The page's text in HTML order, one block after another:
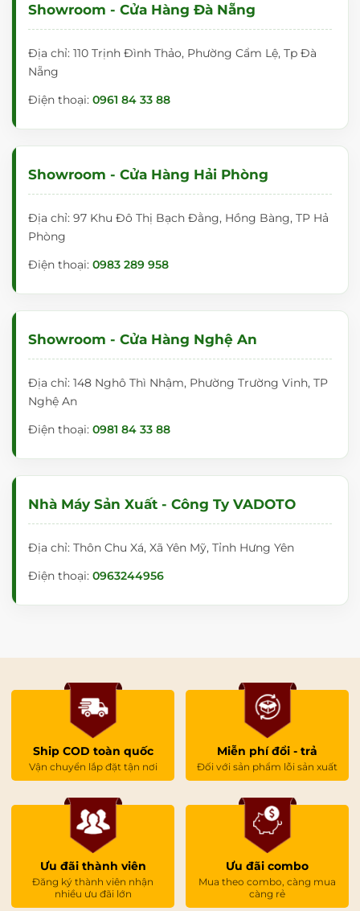
Showroom - Cửa Hàng Đà Nẵng
Địa chỉ: 110 Trịnh Đình Thảo, Phường Cẩm Lệ, Tp Đà
Nẵng
Điện thoại: 0961 84 33 88
Showroom - Cửa Hàng Hải Phòng
Địa chỉ: 97 Khu Đô Thị Bạch Đằng, Hồng Bàng, TP Hả
Phòng
Điện thoại: 0983 289 958
Showroom - Cửa Hàng Nghệ An
Địa chỉ: 148 Nghô Thì Nhậm, Phường Trường Vinh, TP
Nghệ An
Điện thoại: 0981 84 33 88
Nhà Máy Sản Xuất - Công Ty VADOTO
Địa chỉ: Thôn Chu Xá, Xã Yên Mỹ, Tỉnh Hưng Yên
Điện thoại: 0963244956
Ship COD toàn quốc
Vận chuyển lắp đặt tận nơi
Miễn phí đổi - trả
Đối với sản phẩm lỗi sản xuất
Ưu đãi thành viên
Đăng ký thành viên nhận
nhiều ưu đãi lớn
Ưu đãi combo
Mua theo combo, càng mua
càng rẻ